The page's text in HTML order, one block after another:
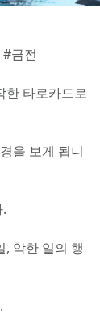
금전
한 타로카드로
을 보게 됩니
, 악한 일의 행